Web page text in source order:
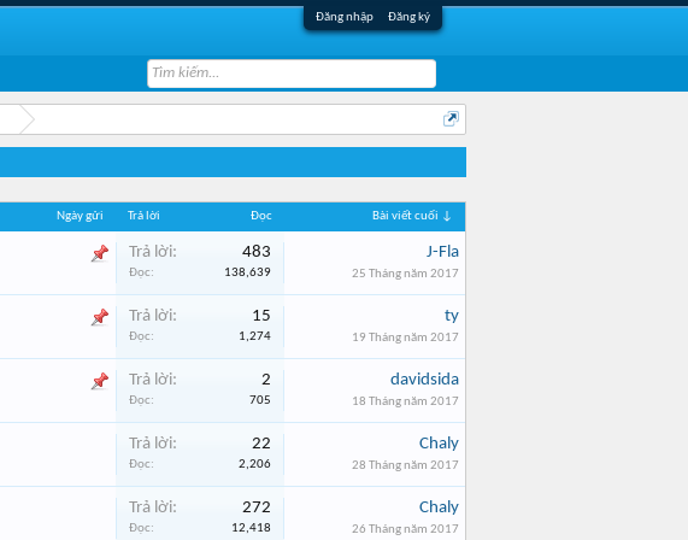
Đăng nhập Đăng ký
Ngày gửi Trả lời Đọc Bài viết cuối ↓
Trả lời: 483
Đọc: 138,639
J-Fla
25 Tháng năm 2017
Trả lời: 15
Đọc: 1,274
ty
19 Tháng năm 2017
Trả lời: 2
Đọc: 705
davidsida
18 Tháng năm 2017
Trả lời: 22
Đọc: 2,206
Chaly
28 Tháng năm 2017
Trả lời: 272
Đọc: 12,418
Chaly
26 Tháng năm 2017